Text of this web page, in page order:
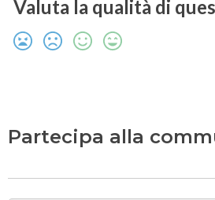
Valuta la qualità di
Partecipa alla